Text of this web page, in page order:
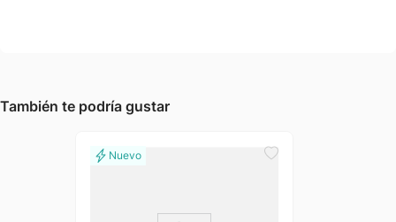
También te podría gustar